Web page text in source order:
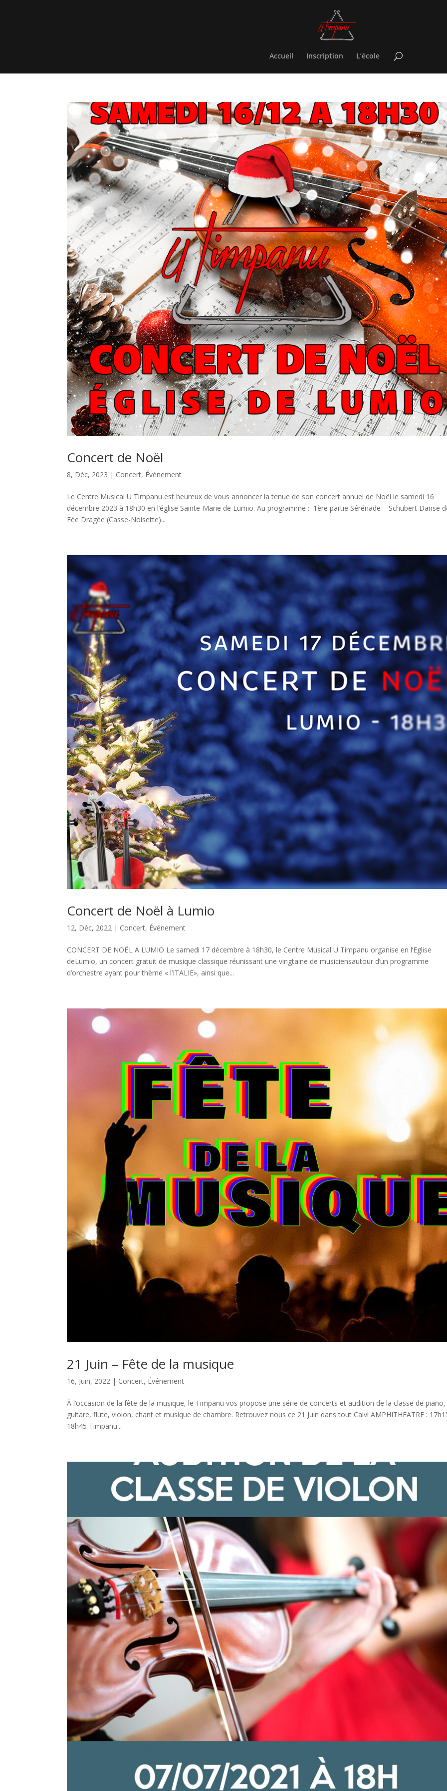
Accueil Inscription L’école
Concert de Noël
8, Déc, 2023 | Concert, Événement
Le Centre Musical U Timpanu est heureux de vous annoncer la tenue de son concert annuel de Noël le samedi 16
décembre 2023 à 18h30 en l’église Sainte-Marie de Lumio. Au programme : 1ère partie Sérénade – Schubert Danse
Fée Dragée (Casse-Noisette)...
Concert de Noël à Lumio
12, Déc, 2022 | Concert, Événement
CONCERT DE NOËL A LUMIO Le samedi 17 décembre à 18h30, le Centre Musical U Timpanu organise en l’Eglise
deLumio, un concert gratuit de musique classique réunissant une vingtaine de musiciensautour d’un programme
d’orchestre ayant pour thème « l’ITALIE», ainsi que...
21 Juin – Fête de la musique
16, Juin, 2022 | Concert, Événement
À l’occasion de la fête de la musique, le Timpanu vos propose une série de concerts et audition de la classe de piano,
guitare, flute, violon, chant et musique de chambre. Retrouvez nous ce 21 Juin dans tout Calvi AMPHITHEATRE :
18h45 Timpanu...